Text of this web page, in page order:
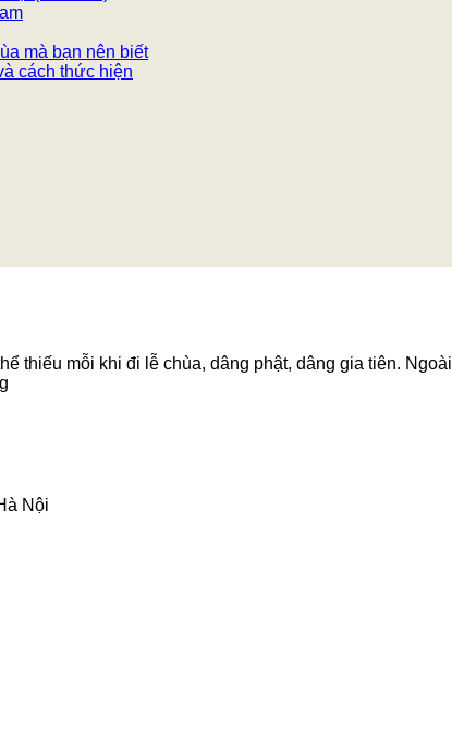
mà bạn nên biết
cách thức hiện
thiếu mỗi khi đi lễ chùa, dâng phật, dâng gia tiên.
Nội